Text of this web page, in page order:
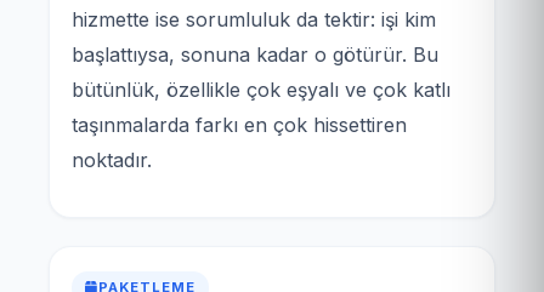
hizmette ise sorumluluk da tektir: işi kim
başlattıysa, sonuna kadar o götürür. Bu
bütünlük, özellikle çok eşyalı ve çok katlı
taşınmalarda farkı en çok hissettiren
noktadır.
PAKETLEME